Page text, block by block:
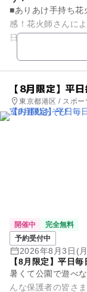
■ありあけ手持ち花
感！花火師さんに
日(月)～8月5日(
【8月限定】平
東京都港区 / スポー
開催中
完全無料
予約受付中
2026年8月3日(
【8月限定】平日
暑くて公園で遊べ
んな保護者の皆さ